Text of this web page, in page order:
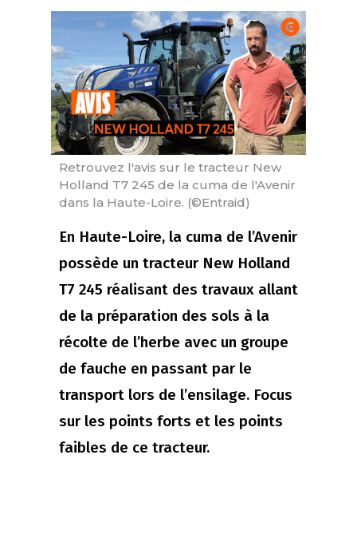
Retrouvez l'avis sur le tracteur New
Holland T7 245 de la cuma de l'Avenir
dans la Haute-Loire. (©Entraid)
En Haute-Loire, la cuma de l’Avenir
possède un tracteur New Holland
T7 245 réalisant des travaux allant
de la préparation des sols à la
récolte de l’herbe avec un groupe
de fauche en passant par le
transport lors de l’ensilage. Focus
sur les points forts et les points
faibles de ce tracteur.